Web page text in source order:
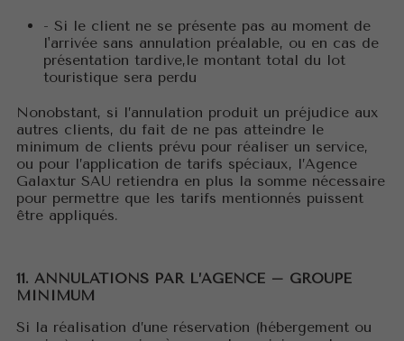
- Si le client ne se présente pas au moment de
l'arrivée sans annulation préalable, ou en cas de
présentation tardive,le montant total du lot
touristique sera perdu
Nonobstant, si l’annulation produit un préjudice aux
autres clients, du fait de ne pas atteindre le
minimum de clients prévu pour réaliser un service,
ou pour l’application de tarifs spéciaux, l’Agence
Galaxtur SAU retiendra en plus la somme nécessaire
pour permettre que les tarifs mentionnés puissent
être appliqués.
11. ANNULATIONS PAR L’AGENCE – GROUPE
MINIMUM
Si la réalisation d’une réservation (hébergement ou